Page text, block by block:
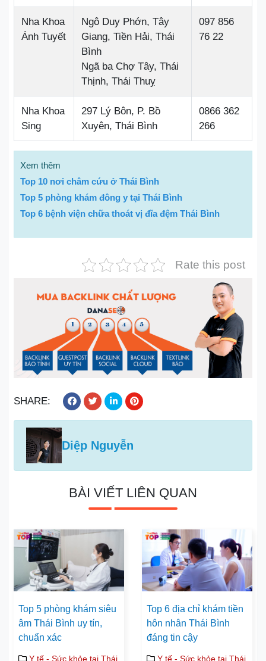
Nha Khoa
Ánh Tuyết
Ngô Duy Phớn, Tây
Giang, Tiền Hải, Thái
Bình
Ngã ba Chợ Tây, Thái
Thịnh, Thái Thuỵ
097 856
76 22
Nha Khoa
Sing
297 Lý Bôn, P. Bồ
Xuyên, Thái Bình
0866 362
266
Xem thêm
Top 10 nơi châm cứu ở Thái Bình
Top 5 phòng khám đông y tại Thái Bình
Top 6 bệnh viện chữa thoát vị đĩa đệm Thái Bình
Rate this post
SHARE:
Diệp Nguyễn
BÀI VIẾT LIÊN QUAN
Top 5 phòng khám siêu
âm Thái Bình uy tín,
chuẩn xác
Y tế - Sức khỏe tại Thái
Top 6 địa chỉ khám tiền
hôn nhân Thái Bình
đáng tin cậy
Y tế - Sức khỏe tại Thái